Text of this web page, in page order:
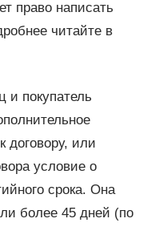
право написать
читайте в
и покупатель
договору, или
условие о
срока. Она
более 45 дней (по